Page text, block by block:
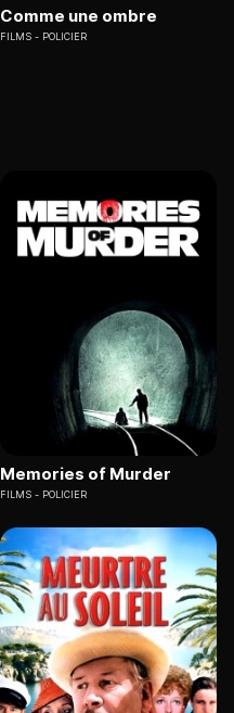
Comme une ombre
FILMS POLICIER
Memories of Murder
FILMS POLICIER